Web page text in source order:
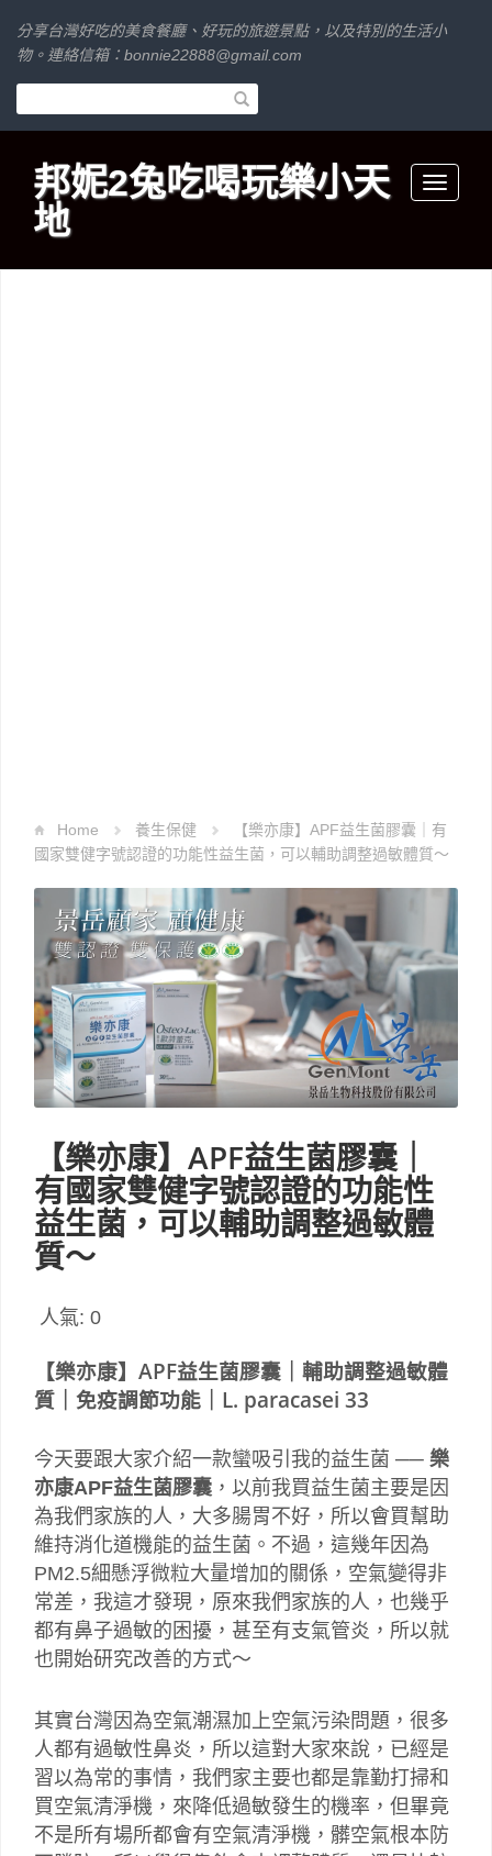
分享台灣好吃的美食餐廳、好玩的旅遊景點，以及特別的生活小
物。連絡信箱： bonnie22888@gmail.com
Toggle
邦妮2兔吃喝玩樂小天
地
Home 養生保健
【樂亦康】APF益生菌膠囊｜有
國家雙健字號認證的功能性益生菌，可以輔助調整過敏體質～
【樂亦康】APF益生菌膠囊｜
有國家雙健字號認證的功能性
益生菌，可以輔助調整過敏體
質～
人氣: 0
【樂亦康】APF益生菌膠囊｜輔助調整過敏體
質｜免疫調節功能｜ L. paracasei 33
今天要跟大家介紹一款蠻吸引我的益生菌 ── 樂
亦康APF益生菌膠囊 ，以前我買益生菌主要是因
為我們家族的人，大多腸胃不好，所以會買幫助
維持消化道機能的益生菌。不過，這幾年因為
PM2.5細懸浮微粒大量增加的關係，空氣變得非
常差，我這才發現，原來我們家族的人，也幾乎
都有鼻子過敏的困擾，甚至有支氣管炎，所以就
也開始研究改善的方式～
其實台灣因為空氣潮濕加上空氣污染問題，很多
人都有過敏性鼻炎，所以這對大家來說，已經是
習以為常的事情，我們家主要也都是靠勤打掃和
買空氣清淨機，來降低過敏發生的機率，但畢竟
不是所有場所都會有空氣清淨機，髒空氣根本防